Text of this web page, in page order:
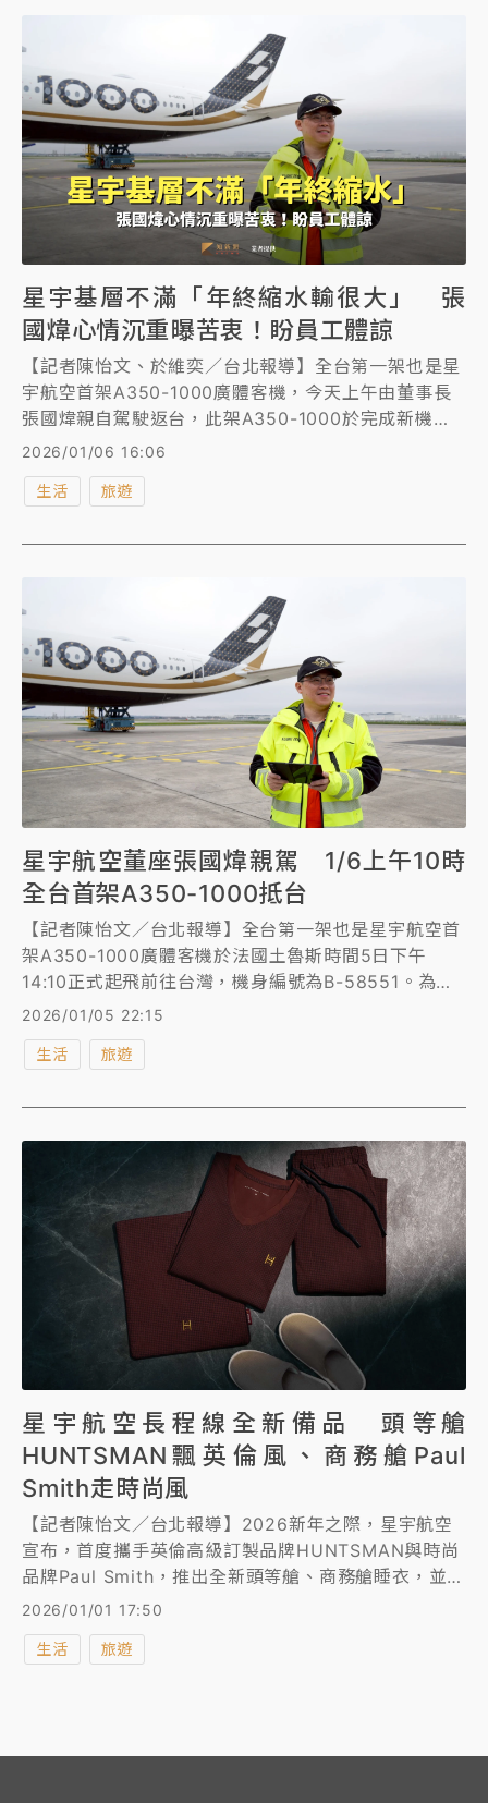
星宇基層不滿「年終縮水輸很大」 張
國煒心情沉重曝苦衷！盼員工體諒
【記者陳怡文、於維奕／台北報導】全台第一架也是星
宇航空首架A350-1000廣體客機，今天上午由董事長
張國煒親自駕駛返台，此架A350-1000於完成新機導
入驗證後，預計農曆年前投入到日本線，初期規劃是東
京。另外，張國煒也首度回應員工對於年終獎金縮水的
不滿，盼大家能體諒。
2026/01/06 16:06
生活 旅遊
星宇航空董座張國煒親駕 1/6上午10時
全台首架A350-1000抵台
【記者陳怡文／台北報導】全台第一架也是星宇航空首
架A350-1000廣體客機於法國土魯斯時間5日下午
14:10正式起飛前往台灣，機身編號為B-58551。為迎
接此架全新旗艦機型，星宇航空董事長張國煒率領團
國煒董事長親自駕駛返台，並預計於台灣時間6日上午
導入驗證後，預計於二月投入營運，逐步加入亞洲及北
美航線，2026年也將再有5架陸續到位，助力插旗歐
洲、美東航點。
2026/01/05 22:15
生活 旅遊
星宇航空長程線全新備品 頭等艙
HUNTSMAN飄英倫風、商務艙Paul
Smith走時尚風
【記者陳怡文／台北報導】2026新年之際，星宇航空
宣布，首度攜手英倫高級訂製品牌HUNTSMAN與時尚
品牌Paul Smith，推出全新頭等艙、商務艙睡衣，並陸
續更新豪華經濟艙、經濟艙的機上過夜包；2026年1月
1日起，頭等艙旅客享有全新HUNTSMAN聯名機上家
居服，另外，第五個北美航點「鳳凰城」即將於2026
起，率先於該航線供應，並預計於1月底起，全面使用
2026/01/01 17:50
生活 旅遊